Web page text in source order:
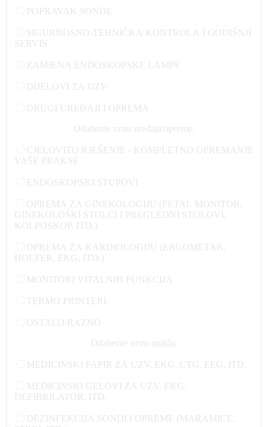
POPRAVAK SONDE
SIGURNOSNO-TEHNIČKA KONTROLA I GODIŠNJI
SERVIS
ZAMJENA ENDOSKOPSKE LAMPE
DIJELOVI ZA UZV
DRUGI UREĐAJI I OPREMA
Odaberite vrstu uređaja/opreme:
CJELOVITO RJEŠENJE - KOMPLETNO OPREMANJE
VAŠE PRAKSE
ENDOSKOPSKI STUPOVI
OPREMA ZA GINEKOLOGIJU (FETAL MONITOR,
GINEKOLOŠKI STOLCI I PREGLEDNI STOLOVI,
KOLPOSKOP, ITD.)
OPREMA ZA KARDIOLOGIJU (ERGOMETAR,
HOLTER, EKG, ITD.)
MONITORI VITALNIH FUNKCIJA
TERMO PRINTERI
OSTALO/RAZNO
Odaberite vrstu artikla:
MEDICINSKI PAPIR ZA UZV, EKG, CTG, EEG, ITD.
MEDICINSKI GELOVI ZA UZV, EKG,
DEFIBRILATOR, ITD.
DEZINFEKCIJA SONDI I OPREME (MARAMICE,